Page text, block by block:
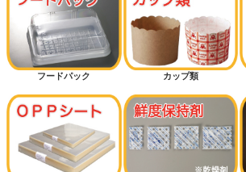
フードパック カップ類